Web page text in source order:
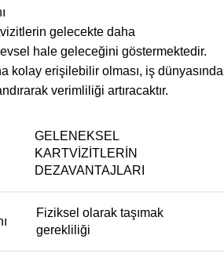
gelecekte daha
hale geleceğini göstermektedir.
kolay erişilebilir olması, iş dünyasında
verimliliği artıracaktır.
GELENEKSEL
KARTVIZITLERIN
DEZAVANTAJLARI
Fiziksel olarak taşımak
gerekliliği